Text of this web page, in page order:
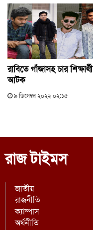
রাবিতে গাঁজাসহ চার শিক্ষার্থী
আটক
৯ ডিসেম্বর ২০২২ ০২:১৫
রাজ টাইমস
জাতীয়
রাজনীতি
ক্যাম্পাস
অর্থনীতি